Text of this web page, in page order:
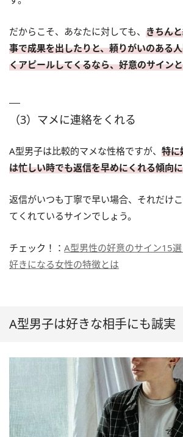
だからこそ、あなたに対しても、 きちん
事で成果を出したりと、頼りがいのある
くアピールしてくるなら、好意のサイン
（3）マメに連絡をくれる
A型男子は比較的マメな性格ですが、 特に
は忙しい時でも返信を早めにくれる傾向
返信がいつも丁寧で早い場合、それだけ
てくれているサインでしょう。
チェック！： A型男性の好意のサイン15選
好きになる女性の特徴とは
A型男子は好きな相手にも誠実